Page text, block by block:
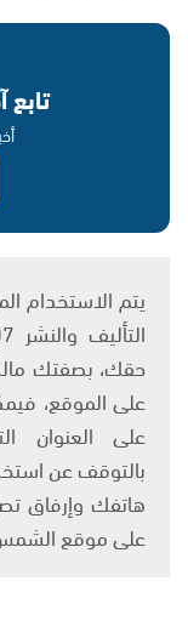
حقك، بصفتك
على الموقع،
بالتوقف عن
هاتفك وإرفاق
على موقع